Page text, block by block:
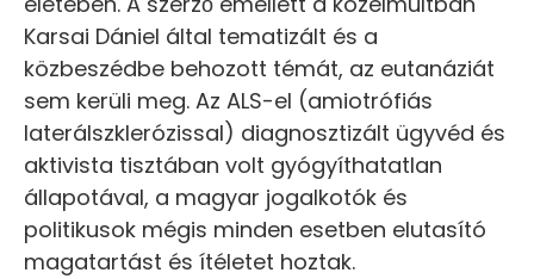
Karsai Dániel által tematizált és a
közbeszédbe behozott témát, az eutanáziát
sem kerüli meg. Az ALS-el (amiotrófiás
laterálszklerózissal) diagnosztizált ügyvéd és
aktivista tisztában volt gyógyíthatatlan
állapotával, a magyar jogalkotók és
politikusok mégis minden esetben elutasító
magatartást és ítéletet hoztak.